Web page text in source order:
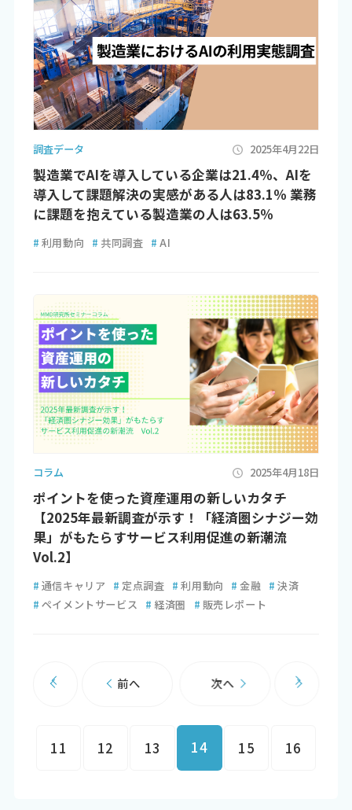
調査データ 2025年4月22日
製造業でAIを導入している企業は21.4％、AIを
導入して課題解決の実感がある人は83.1％ 業務
に課題を抱えている製造業の人は63.5％
# 利用動向 # 共同調査 # AI
コラム 2025年4月18日
ポイントを使った資産運用の新しいカタチ
【2025年最新調査が示す！「経済圏シナジー効
果」がもたらすサービス利用促進の新潮流
Vol.2】
# 通信キャリア # 定点調査 # 利用動向 # 金融 # 決済
# ペイメントサービス # 経済圏 # 販売レポート
前へ
11 12 13 14 15 16
次へ